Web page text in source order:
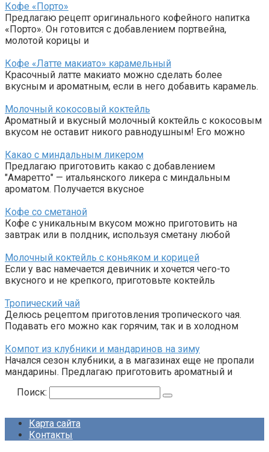
Кофе «Порто»
Предлагаю рецепт оригинального кофейного напитка
«Порто». Он готовится с добавлением портвейна,
молотой корицы и
Кофе «Латте макиато» карамельный
Красочный латте макиато можно сделать более
вкусным и ароматным, если в него добавить карамель.
Молочный кокосовый коктейль
Ароматный и вкусный молочный коктейль с кокосовым
вкусом не оставит никого равнодушным! Его можно
Какао с миндальным ликером
Предлагаю приготовить какао с добавлением
"Амаретто" — итальянского ликера с миндальным
ароматом. Получается вкусное
Кофе со сметаной
Кофе с уникальным вкусом можно приготовить на
завтрак или в полдник, используя сметану любой
Молочный коктейль с коньяком и корицей
Если у вас намечается девичник и хочется чего-то
вкусного и не крепкого, приготовьте коктейль
Тропический чай
Делюсь рецептом приготовления тропического чая.
Подавать его можно как горячим, так и в холодном
Компот из клубники и мандаринов на зиму
Начался сезон клубники, а в магазинах еще не пропали
мандарины. Предлагаю приготовить ароматный и
Поиск:
Карта сайта
Контакты